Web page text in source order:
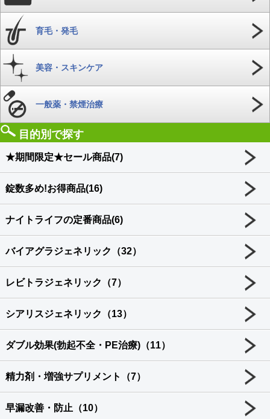
育毛・発毛
美容・スキンケア
一般薬・禁煙治療
目的別で探す
★期間限定★セール商品(7)
錠数多め!お得商品(16)
ナイトライフの定番商品(6)
バイアグラジェネリック（32）
レビトラジェネリック（7）
シアリスジェネリック（13）
ダブル効果(勃起不全・PE治療)（11）
精力剤・増強サプリメント（7）
早漏改善・防止（10）